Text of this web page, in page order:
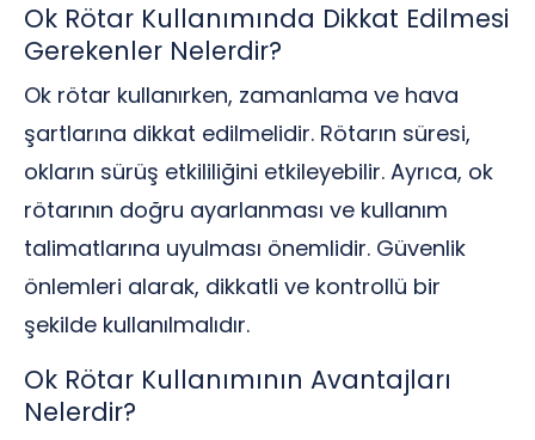
Ok Rötar Kullanımında Dikkat Edilmesi
Gerekenler Nelerdir?
Ok rötar kullanırken, zamanlama ve hava
şartlarına dikkat edilmelidir. Rötarın süresi,
okların sürüş etkililiğini etkileyebilir. Ayrıca, ok
rötarının doğru ayarlanması ve kullanım
talimatlarına uyulması önemlidir. Güvenlik
önlemleri alarak, dikkatli ve kontrollü bir
şekilde kullanılmalıdır.
Ok Rötar Kullanımının Avantajları
Nelerdir?